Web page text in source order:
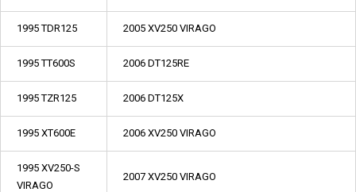
1995 TDR125 2005 XV250 VIRAGO
1995 TT600S 2006 DT125RE
1995 TZR125 2006 DT125X
1995 XT600E 2006 XV250 VIRAGO
1995 XV250-S
VIRAGO
2007 XV250 VIRAGO